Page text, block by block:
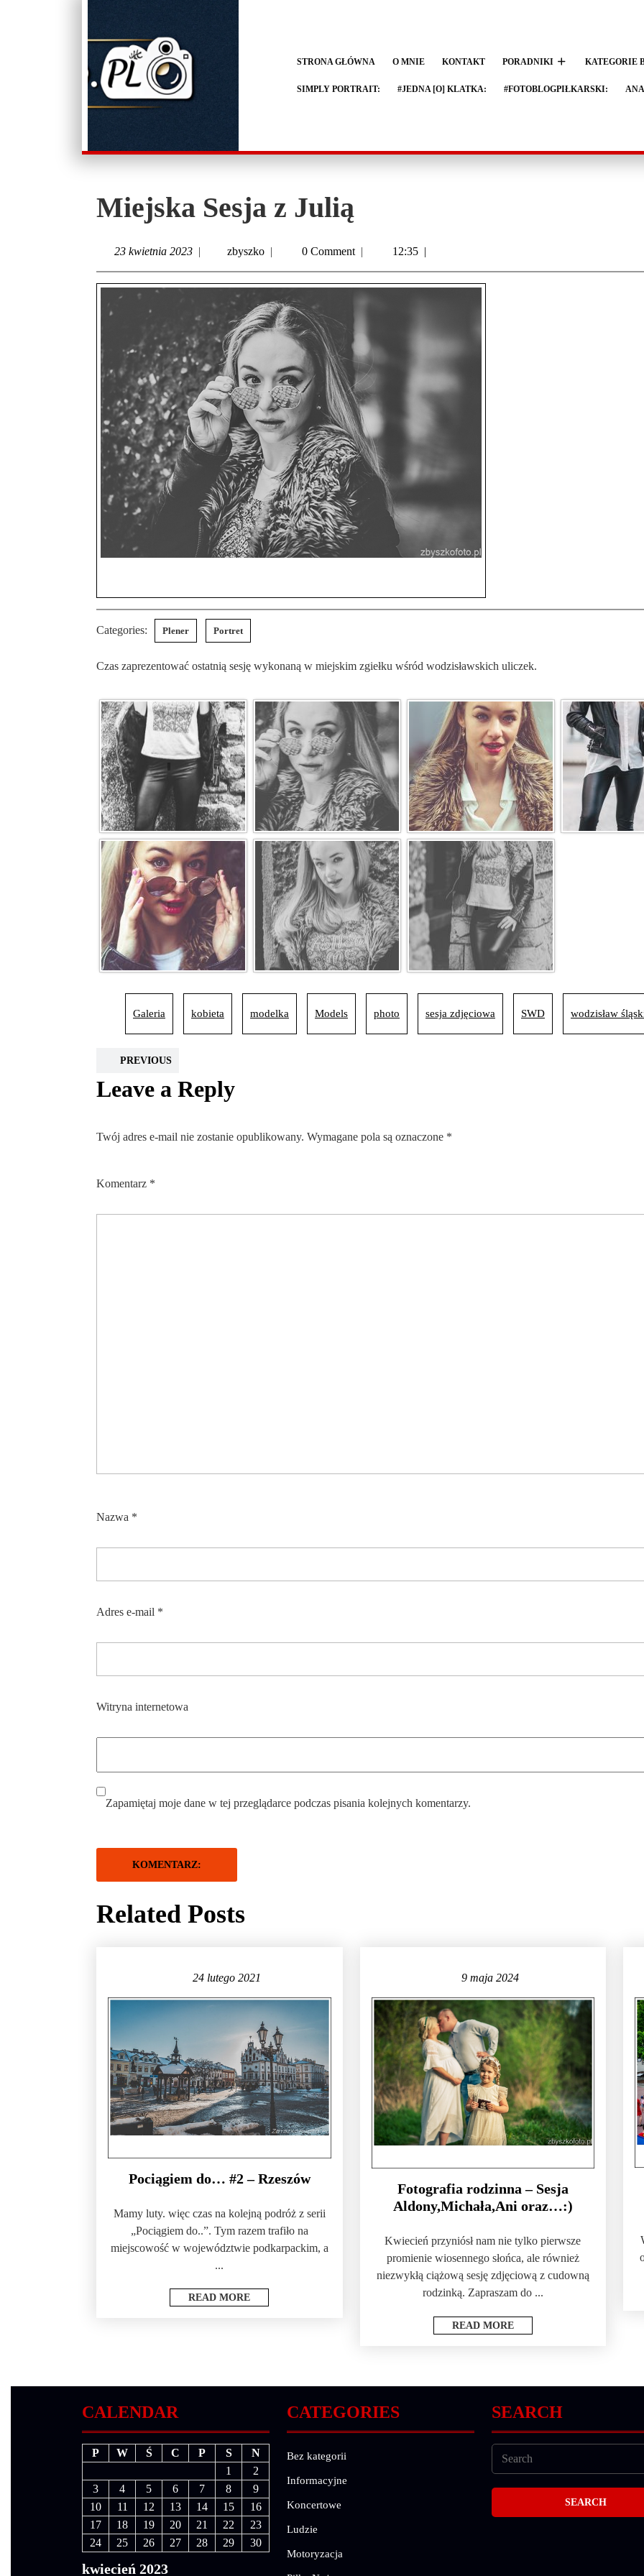
STRONA GŁÓWNA O MNIE KONTAKT PORADNIKI KATEGORIE
SIMPLY PORTRAIT: #JEDNA [O] KLATKA: #FOTOBLOGPIŁKARSKI:
Miejska Sesja z Julią
23 kwietnia 2023 | zbyszko | 0 Comment | 12:35 |
Categories: Plener Portret
Czas zaprezentować ostatnią sesję wykonaną w miejskim zgiełku wśród wodzisławskich uliczek.
Galeria kobieta modelka Models photo sesja zdjęciowa SWD wodzisław
PREVIOUS
Leave a Reply
Twój adres e-mail nie zostanie opublikowany. Wymagane pola są oznaczone *
Komentarz *
Nazwa *
Adres e-mail *
Witryna internetowa
Zapamiętaj moje dane w tej przeglądarce podczas pisania kolejnych komentarzy.
Related Posts
24 lutego 2021
Pociągiem do… #2 – Rzeszów
Mamy luty. więc czas na kolejną podróż z serii
„Pociągiem do..”. Tym razem trafiło na
miejscowość w województwie podkarpackim, a
...
READ MORE
9 maja 2024
Fotografia rodzinna – Sesja
Aldony,Michała,Ani oraz…:)
Kwiecień przyniósł nam nie tylko pierwsze
promienie wiosennego słońca, ale również
niezwykłą ciążową sesję zdjęciową z cudowną
rodzinką. Zapraszam do ...
READ MORE
CALENDAR
kwiecień 2023
P W Ś C P S
N
1
2
3
4 5 6 7 8
9
10
11 12 13 14 15
16
17
18 19 20 21 22
23
24
25 26 27 28 29 30
CATEGORIES
Bez kategorii
Informacyjne
Koncertowe
Ludzie
Motoryzacja
SEARCH